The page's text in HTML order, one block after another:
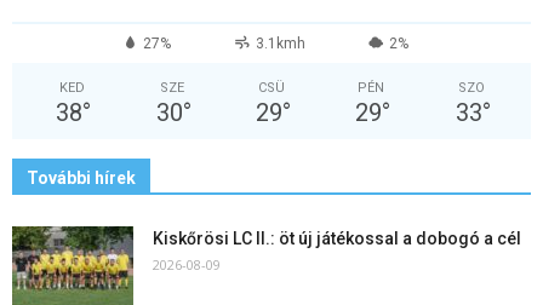
27% 3.1kmh 2%
KED
38°
SZE
30°
CSÜ
29°
PÉN
29°
SZO
33°
További hírek
Kiskőrösi LC II.: öt új játékossal a dobogó a cél
2026-08-09